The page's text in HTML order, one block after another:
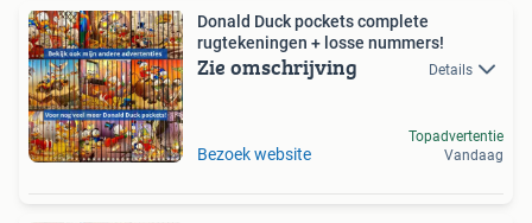
Donald Duck pockets complete
rugtekeningen + losse nummers!
Zie omschrijving Details
Bezoek website
Topadvertentie
Vandaag